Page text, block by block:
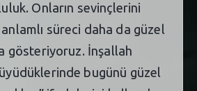
Onların sevinçlerini
süreci daha da güzel
gösteriyoruz. İnşallah
bugünü güzel